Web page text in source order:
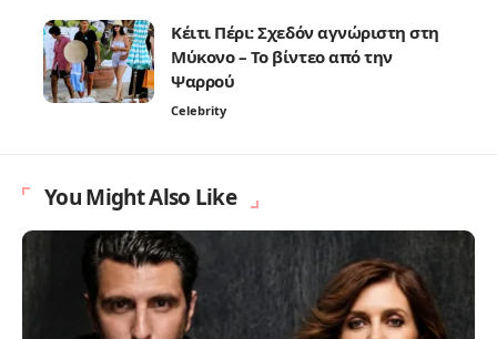
Κέιτι Πέρι: Σχεδόν αγνώριστη στη
Μύκονο – Το βίντεο από την
Ψαρρού
Celebrity
You Might Also Like